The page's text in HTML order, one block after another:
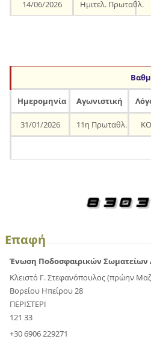
14/06/2026 Ημιτελ. Πρωταθλ.
Ημερομηνία Αγωνιστική
31/01/2026 11η Πρωταθλ.
Επαφή
Ένωση Ποδοσφαιρικών Σωματείων
Κλειστό Γ. Στεφανόπουλος (πρώην
Βορείου Ηπείρου 28
ΠΕΡΙΣΤΕΡΙ
121 33
+30 6906 229271